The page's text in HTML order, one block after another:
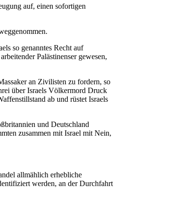
auf, einen sofortigen
so genanntes Recht auf
Palästinenser gewesen,
an Zivilisten zu fordern, so
über Israels Völkermord Druck
ab und rüstet Israels
und Deutschland
zusammen mit Israel mit Nein,
allmählich erhebliche
werden, an der Durchfahrt